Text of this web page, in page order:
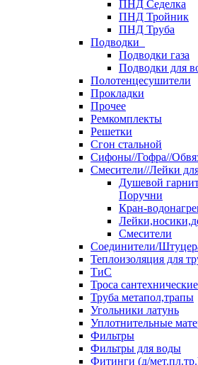
ПНД Седелка
ПНД Тройник
ПНД Труба
Подводки
Подводки газа
Подводки для
Полотенцесушители
Прокладки
Прочее
Ремкомплекты
Решетки
Сгон стальной
Сифоны//Гофра//
Смесители//Лейки
Душевой
Поручни
Кран-
Смесители
Соединители/
Теплоизоляция для
ТиС
Троса сантехнические
Труба метапол,трапы
Угольники латунь
Уплотнительные
Фильтры
Фильтры для воды
Фитинги (д/